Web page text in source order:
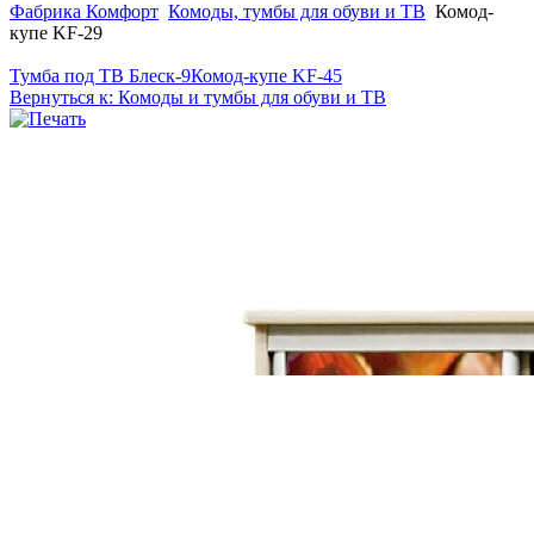
Фабрика Комфорт Комоды, тумбы для обуви и ТВ Комод-
купе KF-29
Тумба под ТВ Блеск-9Комод-купе KF-45
Вернуться к: Комоды и тумбы для обуви и ТВ